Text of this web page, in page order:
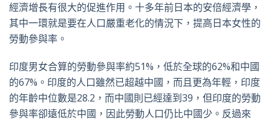
經濟增長有很大的促進作用。十多年前日本的安倍經濟學，
其中一環就是要在人口嚴重老化的情況下，提高日本女性的
勞動參與率。
印度男女合算的勞動參與率約51%，低於全球的62%和中國
的67%。印度的人口雖然已超越中國，而且更為年輕，印度
的年齡中位數是28.2，而中國則已經達到39，但印度的勞動
參與率卻遠低於中國，因此勞動人口仍比中國少。反過來